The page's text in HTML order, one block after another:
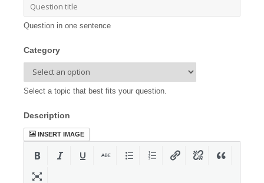
Question in one sentence
Category
Select a topic that best fits your question.
Description
INSERT IMAGE